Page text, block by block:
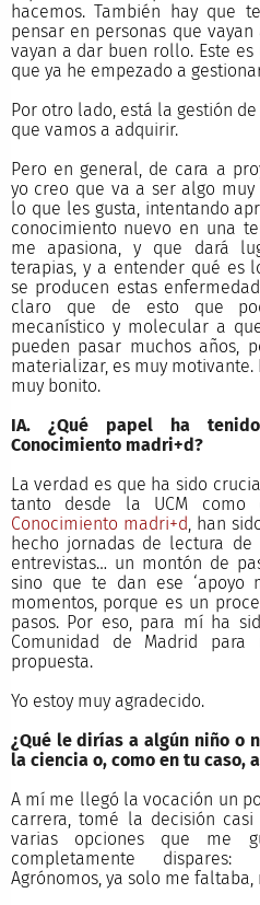
hacemos. También hay que
pensar en personas que
vayan a dar buen rollo. Este
que ya he empezado a
Por otro lado, está la gestión
que vamos a adquirir.
Pero en general, de cara a
yo creo que va a ser algo
lo que les gusta, intentando
conocimiento nuevo en una
me apasiona, y que dará
terapias, y a entender qué es
se producen estas
claro que de esto que
mecanístico y molecular a
pueden pasar muchos años,
materializar, es muy
muy bonito.
IA. ¿Qué papel ha
Conocimiento madri+d?
La verdad es que ha sido
tanto desde la UCM
Conocimiento madri+d, han
hecho jornadas de lectura de
entrevistas… un montón de
sino que te dan ese ‘apoyo
momentos, porque es un
pasos. Por eso, para mí ha
Comunidad de Madrid
propuesta.
Yo estoy muy agradecido.
¿Qué le dirías a algún niño o
la ciencia o, como en tu caso,
A mí me llegó la vocación un
carrera, tomé la decisión
varias opciones que me
completamente
Agrónomos, ya solo me